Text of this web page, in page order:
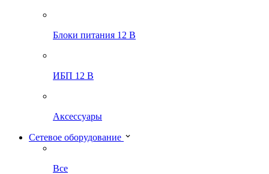
Блоки питания 12 В
ИБП 12 В
Аксессуары
Сетевое оборудование
Все